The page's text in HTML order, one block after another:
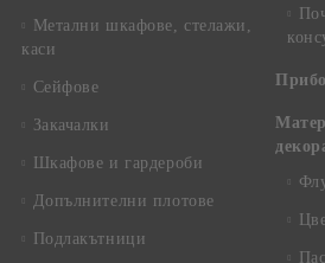
Метални шкафове, стелажи,
каси
Сейфове
Закачалки
Шкафове и гардероби
Допълнителни плотове
Подлакътници